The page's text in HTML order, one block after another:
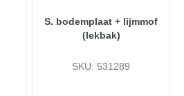
S. bodemplaat + lijmmof
(lekbak)
SKU: 531289